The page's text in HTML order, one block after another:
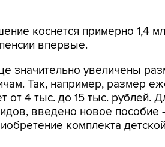
коснется примерно 1,4
впервые.
значительно увеличены
Так, например, размер
от 4 тыс. до 15 тыс. рублей.
введено новое пособие
комплекта